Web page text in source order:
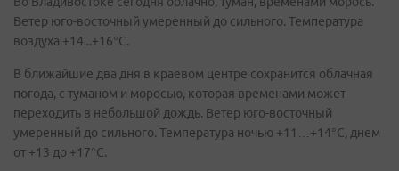
Ветер юго-восточный умеренный до сильного. Температура
воздуха +14...+16°C.
В ближайшие два дня в краевом центре сохранится облачная
погода, с туманом и моросью, которая временами может
переходить в небольшой дождь. Ветер юго-восточный
умеренный до сильного. Температура ночью +11…+14°C, днем
от +13 до +17°C.